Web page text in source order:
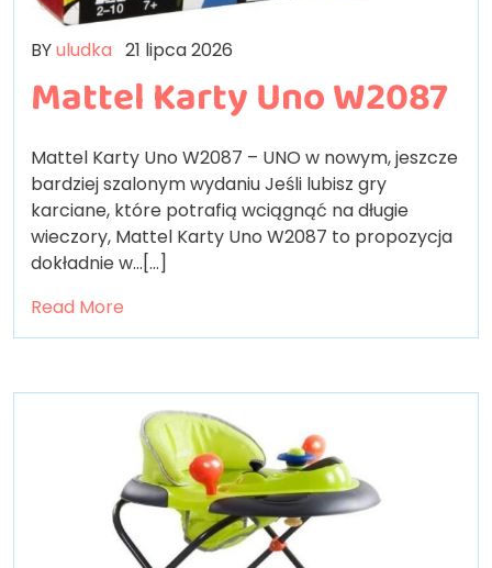
BYuludka 21 lipca 2026
Mattel Karty Uno W2087
Mattel Karty Uno W2087 – UNO w nowym, jeszcze
bardziej szalonym wydaniu Jeśli lubisz gry
karciane, które potrafią wciągnąć na długie
wieczory, Mattel Karty Uno W2087 to propozycja
dokładnie w…[...]
Read More